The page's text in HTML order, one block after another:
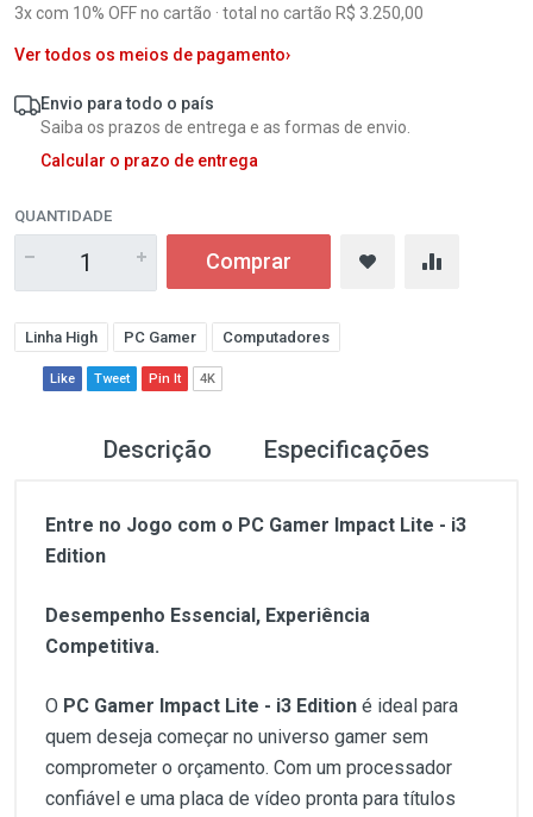
3x com 10% OFF no cartão · total no cartão R$ 3.250,00
Ver todos os meios de pagamento›
Envio para todo o país
Saiba os prazos de entrega e as formas de envio.
Calcular o prazo de entrega
QUANTIDADE
Comprar
Linha High PC Gamer Computadores
Like Tweet Pin It 4K
Descrição Especificações
Entre no Jogo com o PC Gamer Impact Lite - i3
Edition
Desempenho Essencial, Experiência
Competitiva.
O PC Gamer Impact Lite - i3 Edition é ideal para
quem deseja começar no universo gamer sem
comprometer o orçamento. Com um processador
confiável e uma placa de vídeo pronta para títulos